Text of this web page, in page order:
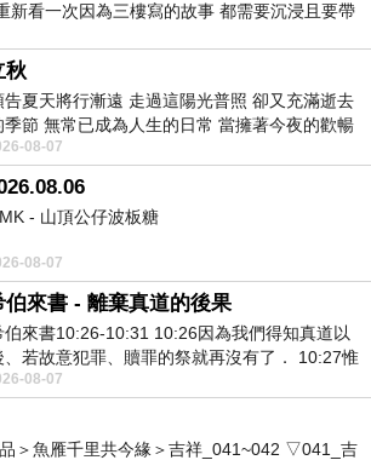
新看一次因為三樓寫的故事 都需要沉浸且要帶
秋
告夏天將行漸遠 走過這陽光普照 卻又充滿逝去
季節 無常已成為人生的日常 當擁著今夜的歡暢
心 轉眼驟成昨日 而明晨 太陽
08-07
- 山頂公仔波板糖
08-07
伯來書 - 離棄真道的後果
伯來書10:26-10:31 10:26因為我們得知真道以
、若故意犯罪、贖罪的祭就再沒有了． 10:27惟
戰懼等候審判和那燒滅眾敵人的烈火
08-07
＞魚雁千里共今緣＞吉祥_041~042 ▽041_吉